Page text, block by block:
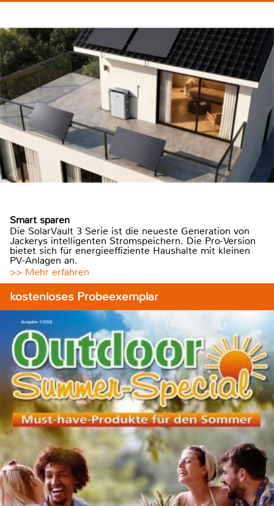
Smart sparen
Die SolarVault 3 Serie ist die neueste Generation von
Jackerys intelligenten Stromspeichern. Die Pro-Version
bietet sich für energieeffiziente Haushalte mit kleinen
PV-Anlagen an.
>> Mehr erfahren
kostenloses Probeexemplar